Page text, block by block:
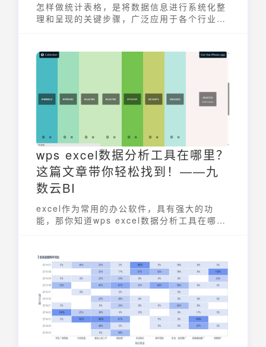
怎样做统计表格，是将数据信息进行系统化整
理和呈现的关键步骤，广泛应用于各个行业的
据重点，发现潜在规律。掌握怎样做统计表格
wps excel数据分析工具在哪里？
这篇文章带你轻松找到！——九
数云BI
excel作为常用的办公软件，具有强大的功
能，那你知道wps excel数据分析工具在哪